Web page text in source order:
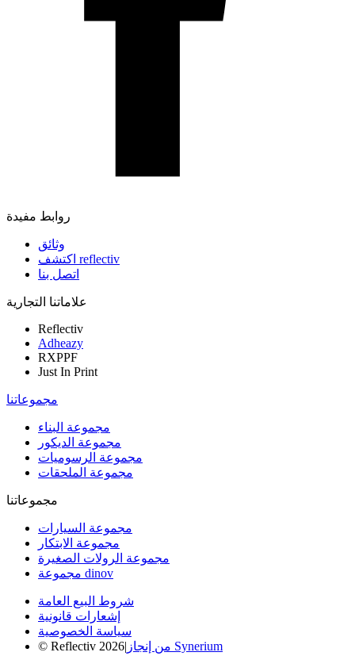
روابط مفيدة
وثائق
اكتشف reflectiv
اتصل بنا
علاماتنا التجارية
Reflectiv
Adheazy
RXPPF
Just In Print
مجموعاتنا
مجموعة البناء
مجموعة الديكور
مجموعة الرسوميات
مجموعة الملحقات
مجموعاتنا
مجموعة السيارات
مجموعة الابتكار
مجموعة الرولات الصغيرة
مجموعة dinov
شروط البيع العامة
إشعارات قانونية
سياسة الخصوصية
© Reflectiv 2026| من إنجاز Synerium